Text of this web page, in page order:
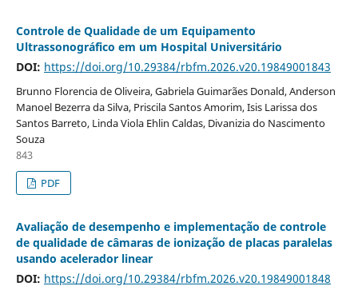
Controle de Qualidade de um Equipamento
Ultrassonográfico em um Hospital Universitário
DOI: https://doi.org/10.29384/rbfm.2026.v20.19849001843
Brunno Florencia de Oliveira, Gabriela Guimarães Donald, Anderson
Manoel Bezerra da Silva, Priscila Santos Amorim, Isis Larissa dos
Santos Barreto, Linda Viola Ehlin Caldas, Divanizia do Nascimento
Souza
843
PDF
Avaliação de desempenho e implementação de controle
de qualidade de câmaras de ionização de placas paralelas
usando acelerador linear
DOI: https://doi.org/10.29384/rbfm.2026.v20.19849001848